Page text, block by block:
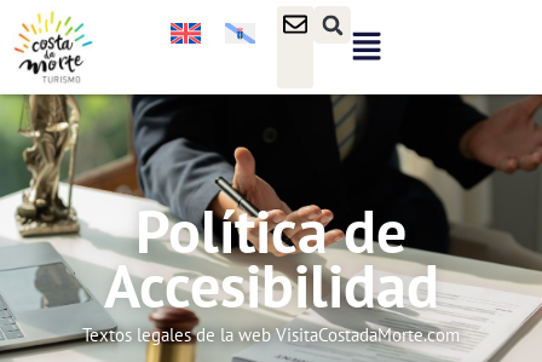
Política de
Accesibilidad
Textos legales de la web VisitaCostadaMorte.com